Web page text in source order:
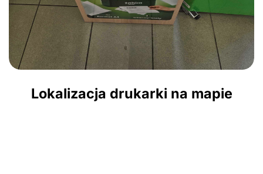
Lokalizacja drukarki na mapie